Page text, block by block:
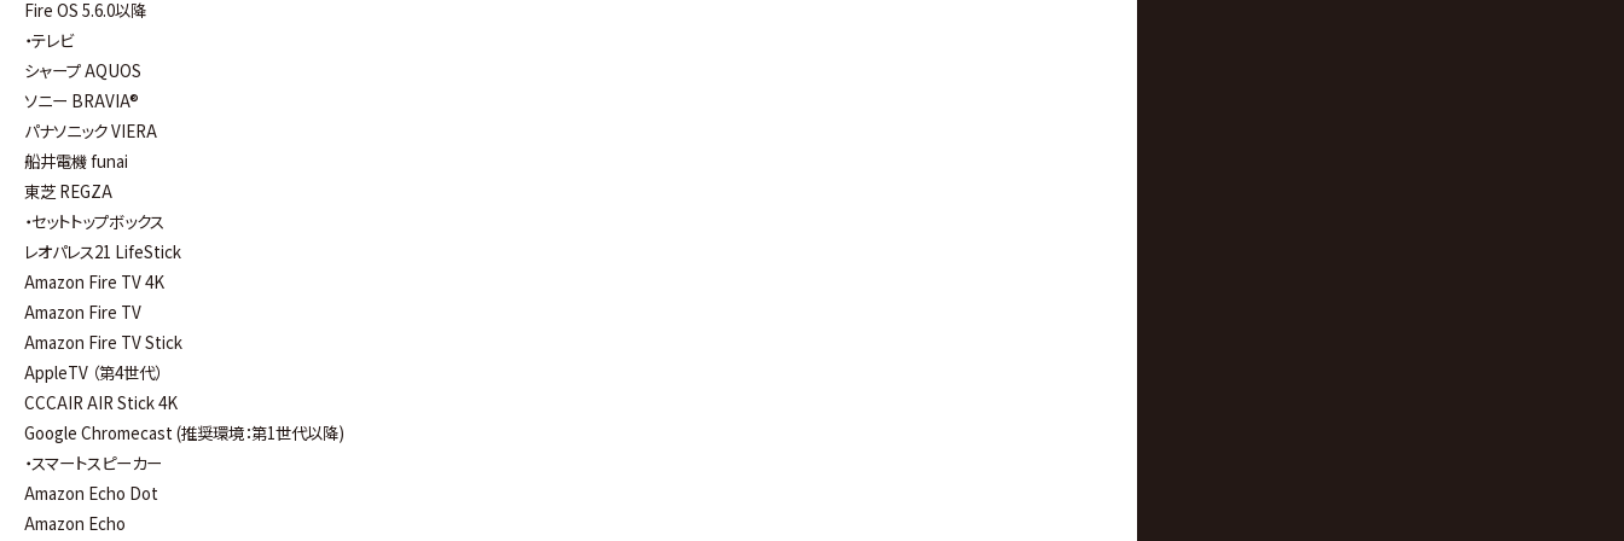
Fire OS 5.6.0以降
・テレビ
シャープ AQUOS
ソニー BRAVIA®
パナソニック VIERA
船井電機 funai
東芝 REGZA
・セットトップボックス
レオパレス21 LifeStick
Amazon Fire TV 4K
Amazon Fire TV
Amazon Fire TV Stick
AppleTV （第4世代）
CCCAIR AIR Stick 4K
Google Chromecast (推奨環境：第1世代以降)
・スマートスピーカー
Amazon Echo Dot
Amazon Echo